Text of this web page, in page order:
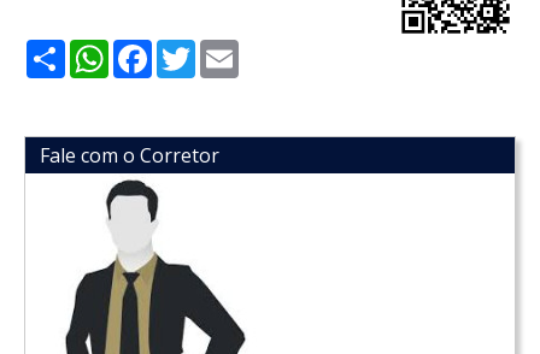
ShareWhatsApp
Facebook
Twitter
Fale com o Corretor